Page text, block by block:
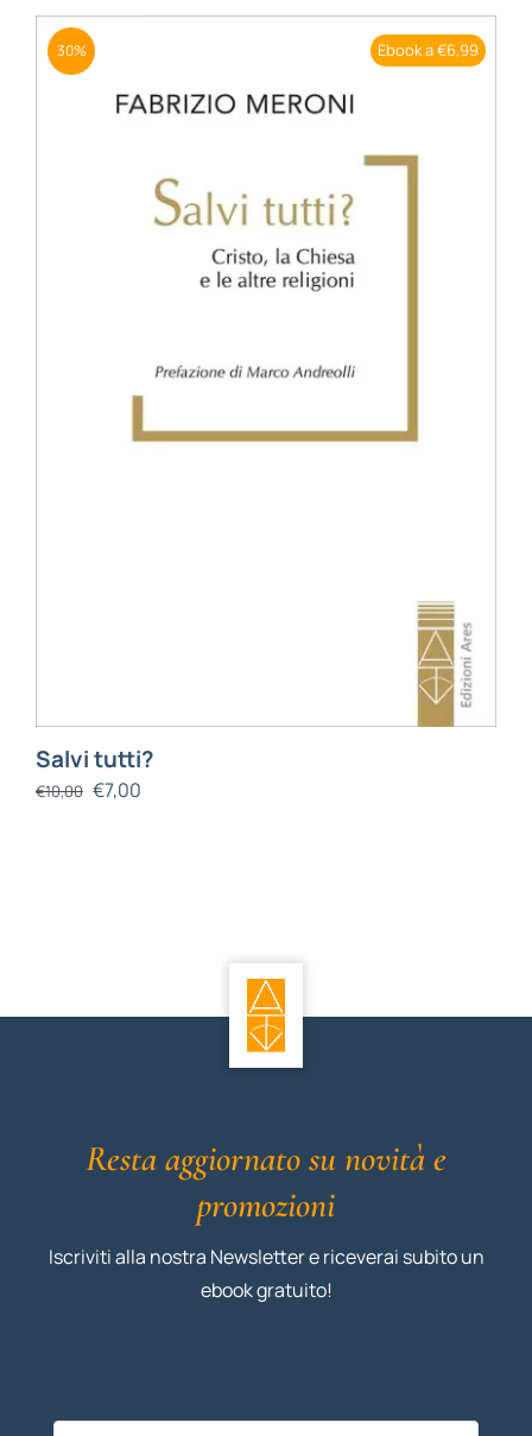
BIOGRAFIE
ATTUALITÀ
Ebook a €6,99
30%
Salvi tutti?
€10,00 €7,00
Resta aggiornato su novità e
promozioni
Iscriviti alla nostra Newsletter e riceverai subito un
ebook gratuito!